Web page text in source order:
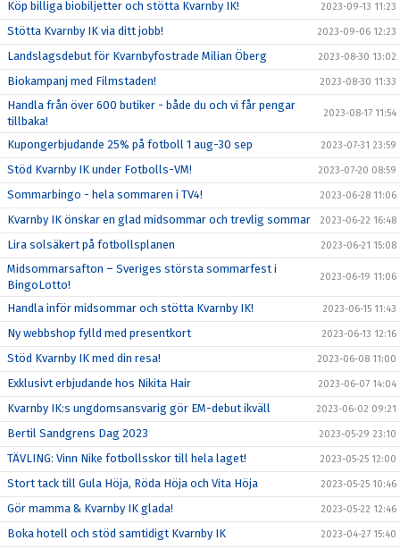
Köp billiga biobiljetter och stötta Kvarnby IK! 2023-09-13 11:23
Stötta Kvarnby IK via ditt jobb! 2023-09-06 12:23
Landslagsdebut för Kvarnbyfostrade Milian Öberg 2023-08-30 13:02
Biokampanj med Filmstaden! 2023-08-30 11:33
Handla från över 600 butiker - både du och vi får pengar
tillbaka!
2023-08-17 11:54
Kupongerbjudande 25% på fotboll 1 aug-30 sep 2023-07-31 23:59
Stöd Kvarnby IK under Fotbolls-VM! 2023-07-20 08:59
Sommarbingo - hela sommaren i TV4! 2023-06-28 11:06
Kvarnby IK önskar en glad midsommar och trevlig sommar 2023-06-22 16:48
Lira solsäkert på fotbollsplanen 2023-06-21 15:08
Midsommarsafton – Sveriges största sommarfest i
BingoLotto!
2023-06-19 11:06
Handla inför midsommar och stötta Kvarnby IK! 2023-06-15 11:43
Ny webbshop fylld med presentkort 2023-06-13 12:16
Stöd Kvarnby IK med din resa! 2023-06-08 11:00
Exklusivt erbjudande hos Nikita Hair 2023-06-07 14:04
Kvarnby IK:s ungdomsansvarig gör EM-debut ikväll 2023-06-02 09:21
Bertil Sandgrens Dag 2023 2023-05-29 23:10
TÄVLING: Vinn Nike fotbollsskor till hela laget! 2023-05-25 12:00
Stort tack till Gula Höja, Röda Höja och Vita Höja 2023-05-25 10:46
Gör mamma & Kvarnby IK glada! 2023-05-22 12:46
Boka hotell och stöd samtidigt Kvarnby IK 2023-04-27 15:40